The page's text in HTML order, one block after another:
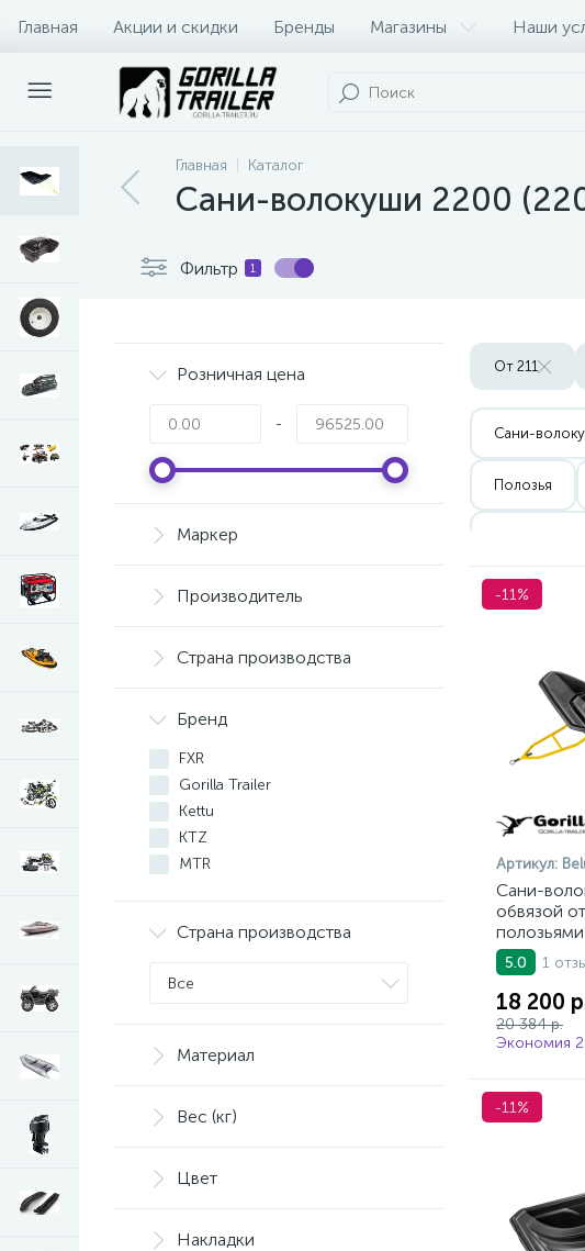
Главная Акции и скидки Бренды Магазины Наши
Оплата и доставка Контакты
Главная Каталог
Сани-волокуши 2200
Фильтр 1
Розничная цена
-
Маркер
Производитель
Страна производства
Бренд
FXR
Gorilla Trailer
Kettu
KTZ
MTR
Rival
SNOWCRUISER
Мореман
Полимер Поволжье
Страна производства
Все
Материал
Вес (кг)
Цвет
Накладки
От 211
Сани-
Полозья
200 см
-11%
Артикул:
Сани-
обвязой
5.0 1
18 200
20 384 р.
Экономия 2
-11%